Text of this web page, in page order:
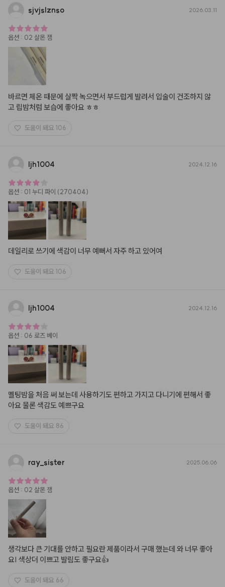
sjvjslznso 2026.03.11
옵션 : 02 살몬 잼
바르면 체온 때문에 살짝 녹으면서 부드럽게 발려서 입술이 건조하지 않
고 립밤처럼 보습에 좋아요 ㅎㅎ
도움이 돼요 106
ljh1004 2024.12.16
옵션 : 01 누디 파이 (270404)
데일리로 쓰기에 색감이 너무 예뻐서 자주 하고 있어여
도움이 돼요 106
ljh1004 2024.12.16
옵션 : 06 로즈 베이
멜팅밤을 처음 써 보는데 사용하기도 편하고 가지고 다니기에 편해서 좋
아요 물론 색감도 예쁘구요
도움이 돼요 86
ray sister 2025.06.06
옵션 : 02 살몬 잼
생각보다 큰 기대를 안하고 필요란 제품이라서 구매 했는데 와 너무 좋아
요| 색상더 이쁘고 발림도 좋구요👍
도움이 돼요 66